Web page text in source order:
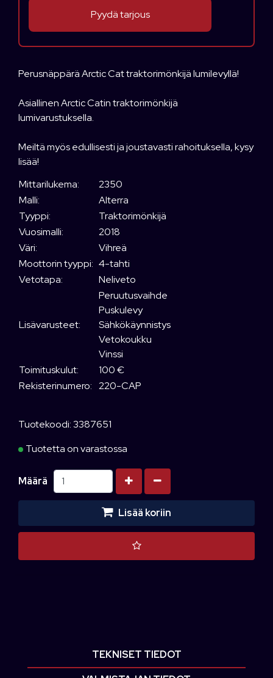
Perusnäppärä Arctic Cat traktorimönkijä lumilevyllä!
Asiallinen Arctic Catin traktorimönkijä
lumivarustuksella.
Meiltä myös edullisesti ja joustavasti rahoituksella, kysy
lisää!
Mittarilukema:
2350
Malli:
Alterra
Tyyppi:
Traktorimönkijä
Vuosimalli:
2018
Väri:
Vihreä
Moottorin tyyppi: 4-tahti
Vetotapa:
Neliveto
Lisävarusteet:
Peruutusvaihde
Puskulevy
Sähkökäynnistys
Vetokoukku
Vinssi
Toimituskulut:
100 €
Rekisterinumero: 220-CAP
Tuotekoodi: 3387651
Tuotetta on varastossa
Määrä Kasvata määrää
Vähennä määrää
Lisää koriin
TEKNISET TIEDOT